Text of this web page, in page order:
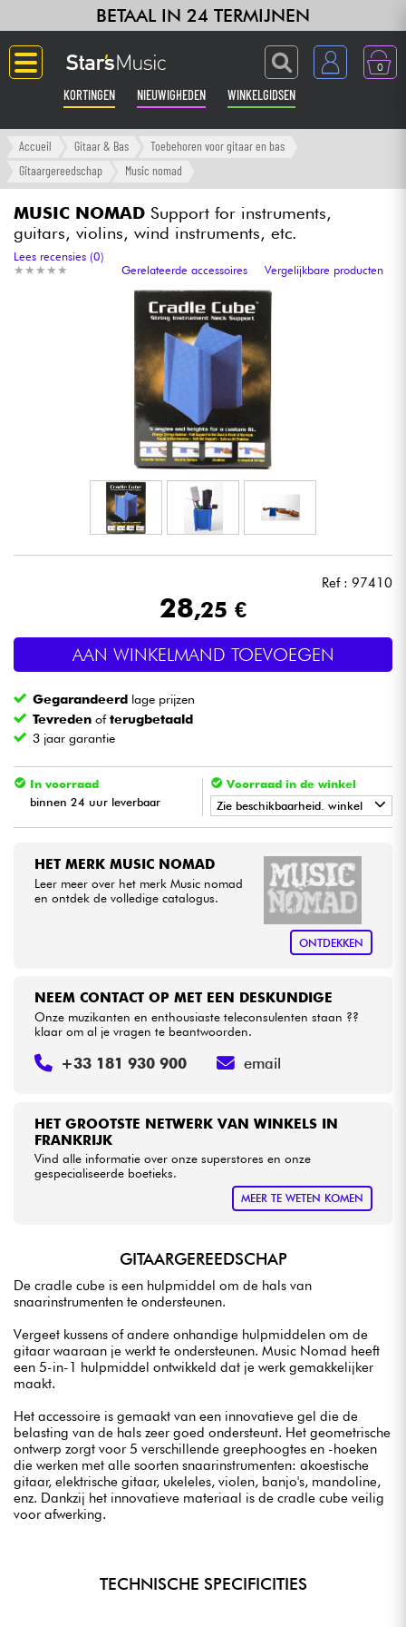
BETAAL IN 24 TERMIJNEN
0
KORTINGEN NIEUWIGHEDEN WINKELGIDSEN
Langue
Versterker & Effecten
Synths & samplers
Home-studio
Hoofdtelefoon
Drums & percussie
Blaasinstrument
Kinderen
Kabels & toebehoren
HiFi
Bekijk onze merken
Accueil Gitaar & Bas
Toebehoren voor gitaar en bas
Gitaargereedschap
Music nomad
MUSIC NOMAD Support for instruments,
guitars, violins, wind instruments, etc.
★ ★ ★ ★ ★
★ ★ ★ ★ ★
Lees recensies (0)
Gerelateerde accessoires
Vergelijkbare producten
Ref : 97410
28,25 €
AAN WINKELMAND TOEVOEGEN
Gegarandeerd lage prijzen
Tevreden ofterugbetaald
3 jaar garantie
In voorraad
binnen 24 uur leverbaar
Voorraad in de winkel
Zie beschikbaarheid. winkel
• Star'SMusicPARIS
HET MERK MUSIC NOMAD
Leer meer over het merk Music nomad
en ontdek de volledige catalogus.
ONTDEKKEN
HET GROOTSTE NETWERK VAN WINKELS IN
FRANKRIJK
Vind alle informatie over onze superstores en onze
gespecialiseerde boetieks.
MEER TE WETEN KOMEN
NEEM CONTACT OP MET EEN DESKUNDIGE
Onze muzikanten en enthousiaste teleconsulenten staan ??
klaar om al je vragen te beantwoorden.
+33 181 930 900 email
GITAARGEREEDSCHAP
De cradle cube is een hulpmiddel om de hals van
snaarinstrumenten te ondersteunen.
Vergeet kussens of andere onhandige hulpmiddelen om de
gitaar waaraan je werkt te ondersteunen. Music Nomad heeft
een 5-in-1 hulpmiddel ontwikkeld dat je werk gemakkelijker
maakt.
Het accessoire is gemaakt van een innovatieve gel die de
belasting van de hals zeer goed ondersteunt. Het geometrische
ontwerp zorgt voor 5 verschillende greephoogtes en -hoeken
die werken met alle soorten snaarinstrumenten: akoestische
gitaar, elektrische gitaar, ukeleles, violen, banjo's, mandoline,
enz. Dankzij het innovatieve materiaal is de cradle cube veilig
voor afwerking.
TECHNISCHE SPECIFICITIES